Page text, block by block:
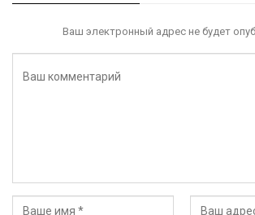
Ваш электронный адрес не будет